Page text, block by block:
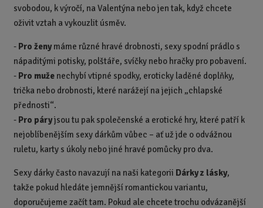
o
t
svobodou, k výročí, na Valentýna nebo jen tak, když chcete
oživit vztah a vykouzlit úsměv.
- Pro ženymáme různé hravé drobnosti, sexy spodní prádlo s
nápaditými potisky, polštáře, svíčky nebo hračky pro pobavení.
- Pro muženechybí vtipné spodky, eroticky laděné doplňky,
trička nebo drobnosti, které narážejí na jejich „chlapské
přednosti“.
- Pro páryjsou tu pak společenské a erotické hry, které patří k
nejoblíbenějším sexy dárkům vůbec – ať už jde o odvážnou
ruletu, karty s úkoly nebo jiné hravé pomůcky pro dva.
Sexy dárky často navazují na naši kategorii Dárky z lásky,
takže pokud hledáte jemnější romantickou variantu,
doporučujeme začít tam. Pokud ale chcete trochu odvázanější